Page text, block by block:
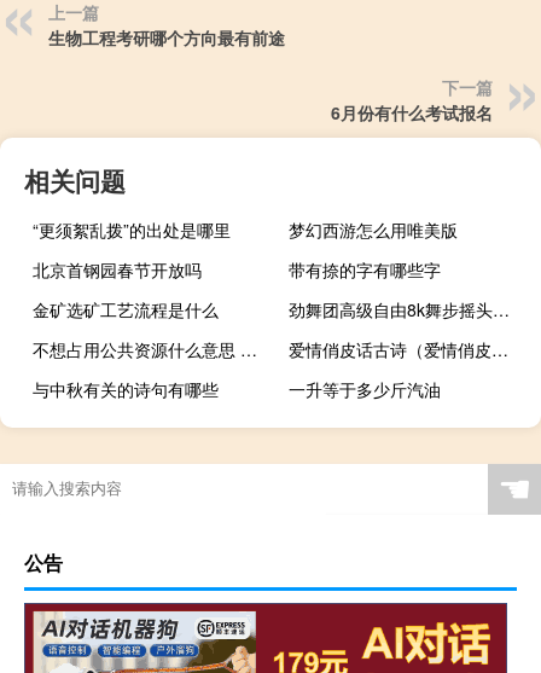
上一篇
生物工程考研哪个方向最有前途
下一篇
6月份有什么考试报名
相关问题
“更须絮乱拨”的出处是哪里
梦幻西游怎么用唯美版
北京首钢园春节开放吗
带有捺的字有哪些字
金矿选矿工艺流程是什么
劲舞团高级自由8k舞步摇头舞步（劲舞团自由8k摇头舞步）
不想占用公共资源什么意思 出处是哪个明星什么梗
爱情俏皮话古诗（爱情俏皮话）
与中秋有关的诗句有哪些
一升等于多少斤汽油
☚
公告